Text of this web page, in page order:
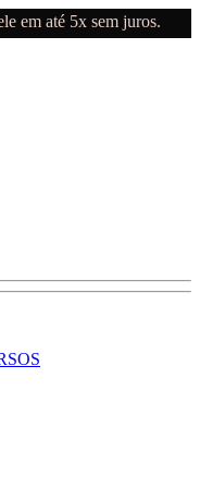
em até 5x sem juros.